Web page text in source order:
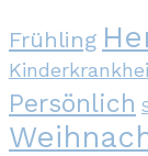
Frühling
Persönlich